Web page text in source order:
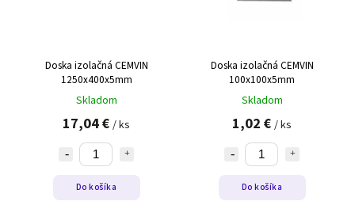
Doska izolačná CEMVIN
1250x400x5mm
Skladom
17,04 € / ks
Do košíka
Doska izolačná CEMVIN
100x100x5mm
Skladom
1,02 € / ks
Do košíka